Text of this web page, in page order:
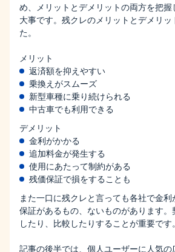
め、メリットとデメリットの両方を把
大事です。残クレのメリットとデメリッ
た。
メリット
返済額を抑えやすい
乗換えがスムーズ
新型車種に乗り続けられる
中古車でも利用できる
デメリット
金利がかかる
追加料金が発生する
使用にあたって制約がある
残価保証で損をすることも
また一口に残クレと言っても各社で金
保証があるもの、ないものがあります
したり、比較したりすることが重要です
記事の後半では、個人ユーザーに人気の